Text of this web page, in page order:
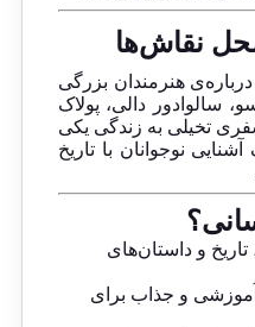
نقاش‌ها
هنرمندان بزرگی
سالوادور دالی، پولاک
تخیلی به زندگی یکی
نوجوانان با تاریخ
تاریخ و داستان‌های
آموزشی و جذاب برای